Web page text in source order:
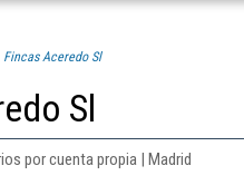
Fincas Aceredo Sl
Sl
por cuenta propia | Madrid